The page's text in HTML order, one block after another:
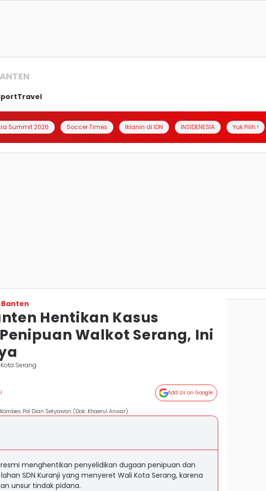
Travel
Summit 2026 Soccer Times Iklanin di IDN INSIDENESIA Yuk Pilih !
Banten
Hentikan Kasus
Walkot Serang, Ini
Kota Serang
Add Us on Google
Pol Dian Setyawan (Dok. Khaerul Anwar)
menghentikan penyelidikan dugaan penipuan dan
SDN Kuranji yang menyeret Wali Kota Serang, karena
unsur tindak pidana.